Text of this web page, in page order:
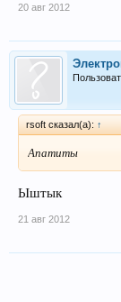
20 авг 2012
rsoft сказал(а): ↑
Апатиты
Ыштык
21 авг 2012